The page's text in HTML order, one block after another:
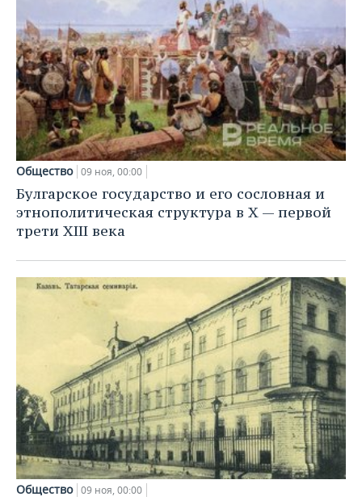
Общество 09 ноя, 00:00
Булгарское государство и его сословная и
этнополитическая структура в X — первой
трети XIII века
Общество 09 ноя, 00:00